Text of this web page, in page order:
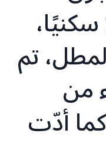
تم
من
أدّت